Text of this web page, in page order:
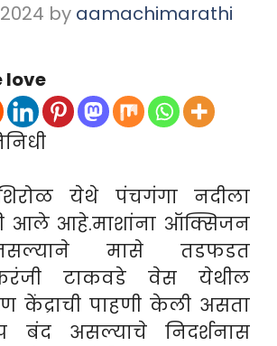
by aamachimarathi
love
येथे पंचगंगा नदीला
आले आहे.माशांना ऑक्सिजन
मासे तडफडत
टाकवडे वेस येथील
केंद्राची पाहणी केली असता
बंद असल्याचे निदर्शनास